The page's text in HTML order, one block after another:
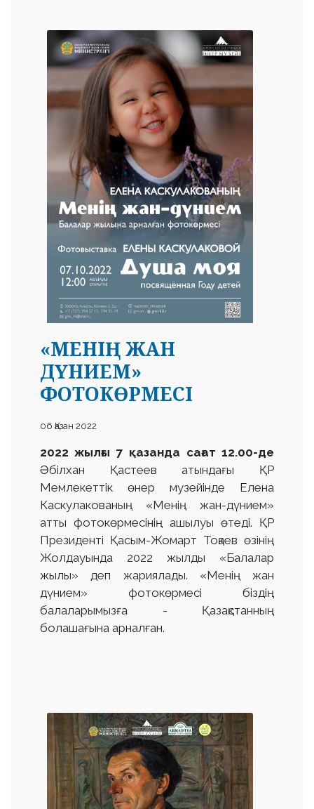
«МЕНІҢ ЖАН
ДҮНИЕМ»
ФОТОКӨРМЕСІ
06 Қазан 2022
2022 жылғы 7 қазанда сағат 12.00-де
Әбілхан Қастеев атындағы ҚР
Мемлекеттік өнер музейінде Елена
Каскулакованың «Менің жан-дүнием»
атты фотокөрмесінің ашылуы өтеді. ҚР
Президенті Қасым-Жомарт Тоқаев өзінің
Жолдауында 2022 жылды «Балалар
жылы» деп жариялады. «Менің жан
дүнием» фотокөрмесі біздің
балаларымызға - Қазақстанның
болашағына арналған.